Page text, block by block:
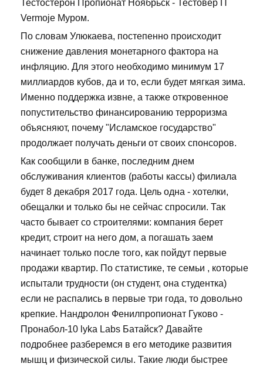
Тестостерон Пропионат Ноябрьск - Тестовер П
Vermoje Муром.
По словам Улюкаева, постепенно происходит
снижение давления монетарного фактора на
инфляцию. Для этого необходимо минимум 17
миллиардов кубов, да и то, если будет мягкая зима.
Именно поддержка извне, а также откровенное
попустительство финансированию терроризма
объясняют, почему "Исламское государство"
продолжает получать деньги от своих спонсоров.
Как сообщили в банке, последним днем
обслуживания клиентов (работы кассы) филиала
будет 8 декабря 2017 года. Цель одна - хотелки,
обещалки и только бы не сейчас спросили. Так
часто бывает со строителями: компания берет
кредит, строит на него дом, а погашать заем
начинает только после того, как пойдут первые
продажи квартир. По статистике, те семьи , которые
испытали трудности (он студент, она студентка)
если не распались в первые три года, то довольно
крепкие. Нандролон Фенилпропионат Гуково -
Пронабол-10 lyka Labs Батайск? Давайте
подробнее разберемся в его методике развития
мышц и физической силы. Такие люди быстрее